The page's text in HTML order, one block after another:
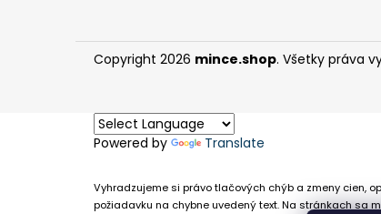
Copyright 2026 mince.shop. Všetky práva
Powered by Translate
Vyhradzujeme si právo tlačových chýb a zmeny cien,
požiadavku na chybne uvedený text. Na stránkach sa